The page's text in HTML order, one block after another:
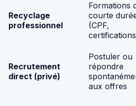
Recyclage
professionnel
Formations
courte
(CPF,
Recrutement
direct (privé)
Postuler ou
répondre
aux offres